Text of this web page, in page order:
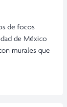
de focos
de México
murales que